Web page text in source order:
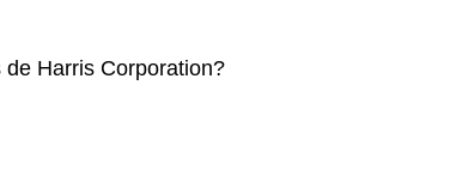
Harris Corporation?